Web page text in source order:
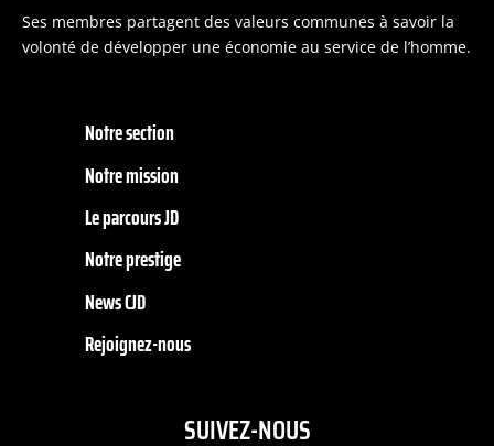
Ses membres partagent des valeurs communes à savoir la
volonté de développer une économie au service de l’homme.
Notre section
Notre mission
Le parcours JD
Notre prestige
News CJD
Rejoignez-nous
SUIVEZ-NOUS